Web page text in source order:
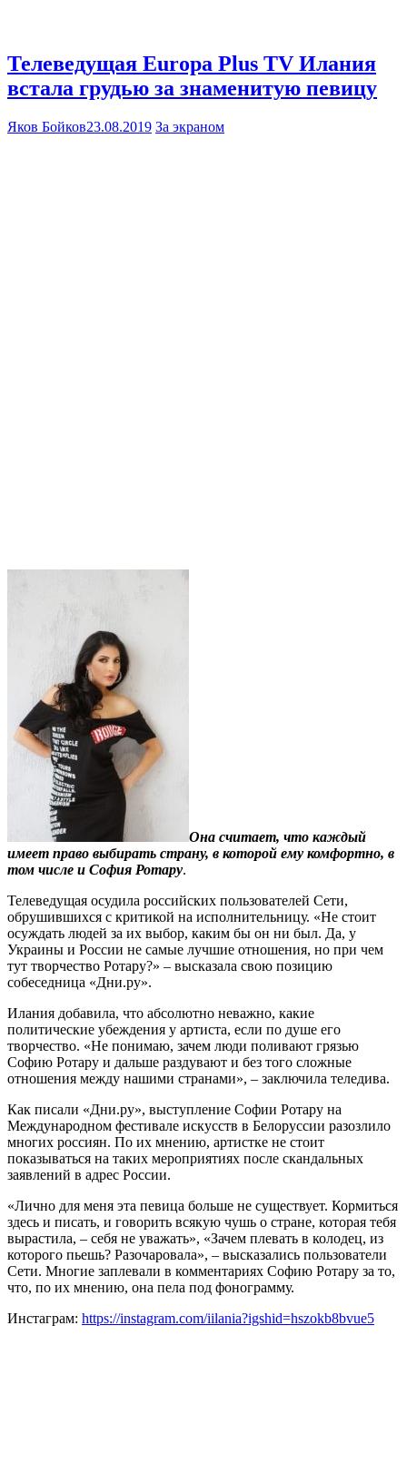
Телеведущая Europa Plus TV Илания
встала грудью за знаменитую певицу
Яков Бойков23.08.2019 За экраном
Она считает, что каждый
имеет право выбирать страну, в которой ему комфортно, в
том числе и София Ротару.
Телеведущая осудила российских пользователей Сети,
обрушившихся с критикой на исполнительницу. «Не стоит
осуждать людей за их выбор, каким бы он ни был. Да, у
Украины и России не самые лучшие отношения, но при чем
тут творчество Ротару?» – высказала свою позицию
собеседница «Дни.ру».
Илания добавила, что абсолютно неважно, какие
политические убеждения у артиста, если по душе его
творчество. «Не понимаю, зачем люди поливают грязью
Софию Ротару и дальше раздувают и без того сложные
отношения между нашими странами», – заключила теледива.
Как писали «Дни.ру», выступление Софии Ротару на
Международном фестивале искусств в Белоруссии разозлило
многих россиян. По их мнению, артистке не стоит
показываться на таких мероприятиях после скандальных
заявлений в адрес России.
«Лично для меня эта певица больше не существует. Кормиться
здесь и писать, и говорить всякую чушь о стране, которая тебя
вырастила, – себя не уважать», «Зачем плевать в колодец, из
которого пьешь? Разочаровала», – высказались пользователи
Сети. Многие заплевали в комментариях Софию Ротару за то,
что, по их мнению, она пела под фонограмму.
Инстаграм: https://instagram.com/iilania?igshid=hszokb8bvue5